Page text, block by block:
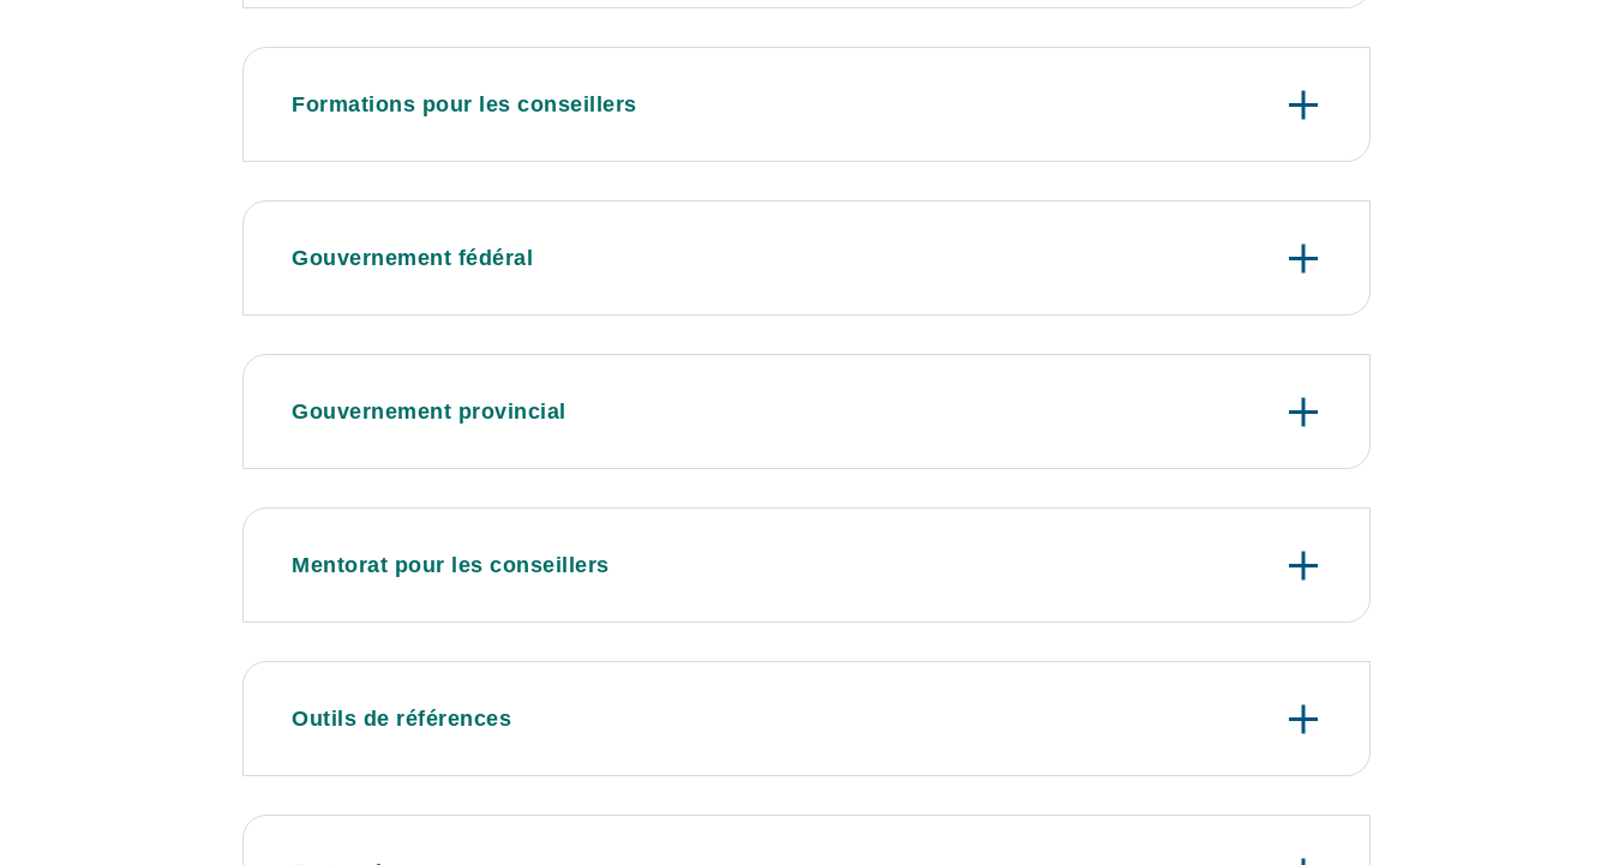
Formations pour les conseillers
Gouvernement fédéral
Gouvernement provincial
Mentorat pour les conseillers
Outils de références